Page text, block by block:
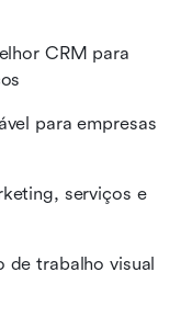
CRM para
para empresas
serviços e
de trabalho visual